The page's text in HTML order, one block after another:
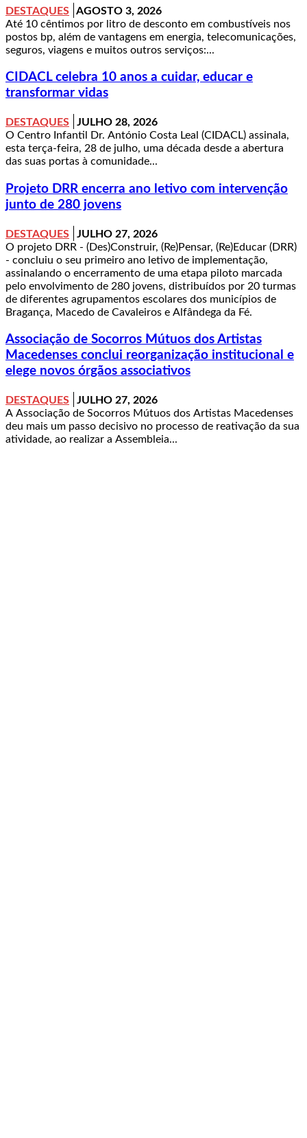
DESTAQUES
AGOSTO 3, 2026
Até 10 cêntimos por litro de desconto em combustíveis nos
postos bp, além de vantagens em energia, telecomunicações,
seguros, viagens e muitos outros serviços:...
CIDACL celebra 10 anos a cuidar, educar e
transformar vidas
DESTAQUES
JULHO 28, 2026
O Centro Infantil Dr. António Costa Leal (CIDACL) assinala,
esta terça-feira, 28 de julho, uma década desde a abertura
das suas portas à comunidade...
Projeto DRR encerra ano letivo com intervenção
junto de 280 jovens
DESTAQUES
JULHO 27, 2026
O projeto DRR - (Des)Construir, (Re)Pensar, (Re)Educar (DRR)
- concluiu o seu primeiro ano letivo de implementação,
assinalando o encerramento de uma etapa piloto marcada
pelo envolvimento de 280 jovens, distribuídos por 20 turmas
de diferentes agrupamentos escolares dos municípios de
Bragança, Macedo de Cavaleiros e Alfândega da Fé.
Associação de Socorros Mútuos dos Artistas
Macedenses conclui reorganização institucional e
elege novos órgãos associativos
DESTAQUES
JULHO 27, 2026
A Associação de Socorros Mútuos dos Artistas Macedenses
deu mais um passo decisivo no processo de reativação da sua
atividade, ao realizar a Assembleia...